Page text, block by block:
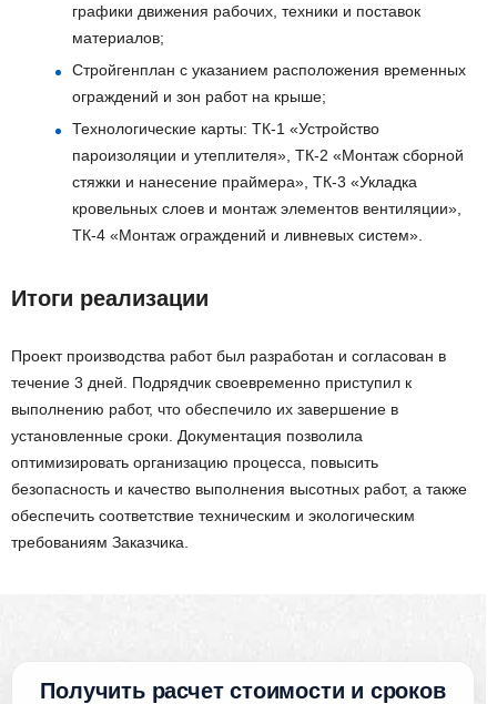
графики движения рабочих, техники и поставок
материалов;
Стройгенплан с указанием расположения временных
ограждений и зон работ на крыше;
Технологические карты: ТК-1 «Устройство
пароизоляции и утеплителя», ТК-2 «Монтаж сборной
стяжки и нанесение праймера», ТК-3 «Укладка
кровельных слоев и монтаж элементов вентиляции»,
ТК-4 «Монтаж ограждений и ливневых систем».
Итоги реализации
Проект производства работ был разработан и согласован в
течение 3 дней. Подрядчик своевременно приступил к
выполнению работ, что обеспечило их завершение в
установленные сроки. Документация позволила
оптимизировать организацию процесса, повысить
безопасность и качество выполнения высотных работ, а также
обеспечить соответствие техническим и экологическим
требованиям Заказчика.
Получить расчет стоимости и сроков